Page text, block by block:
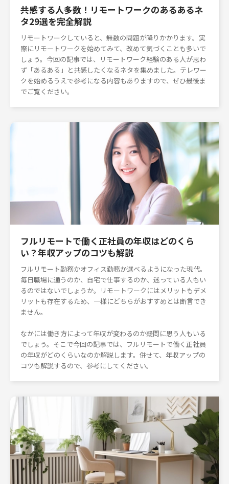
共感する人多数！リモートワークのあるあるネ
タ29選を完全解説
リモートワークしていると、無数の問題が降りかかります。実
際にリモートワークを始めてみて、改めて気づくことも多いで
しょう。今回の記事では、リモートワーク経験のある人が思わ
ず「あるある」と共感したくなるネタを集めました。テレワー
クを始めるうえで参考になる内容もありますので、ぜひ最後ま
でご覧ください。
フルリモートで働く正社員の年収はどのくら
い？年収アップのコツも解説
フルリモート勤務かオフィス勤務か選べるようになった現代。
毎日職場に通うのか、自宅で仕事するのか、迷っている人もい
るのではないでしょうか。リモートワークにはメリットもデメ
リットも存在するため、一様にどちらがおすすめとは断言でき
ません。
なかには働き方によって年収が変わるのか疑問に思う人もいる
でしょう。そこで今回の記事では、フルリモートで働く正社員
の年収がどのくらいなのか解説します。併せて、年収アップの
コツも解説するので、参考にしてください。